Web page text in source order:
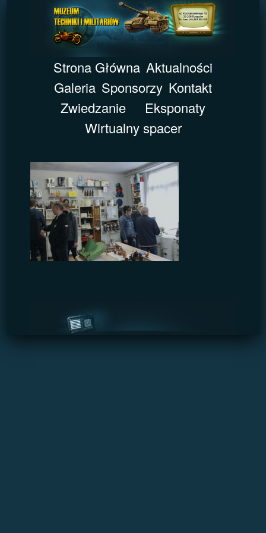
Strona Główna Aktualności
Galeria Sponsorzy Kontakt
Zwiedzanie
Eksponaty
Wirtualny spacer